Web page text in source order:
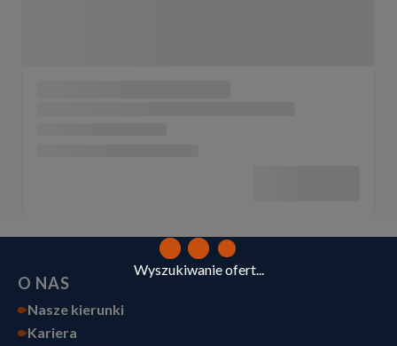
Wyszukiwanie ofert...
O NAS
Nasze kierunki
Kariera